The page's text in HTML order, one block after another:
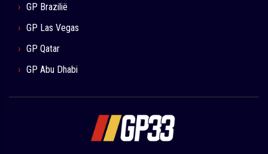
GP Brazilië
GP Las Vegas
GP Qatar
GP Abu Dhabi